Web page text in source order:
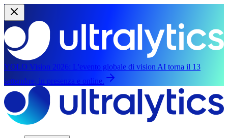
YOLO Vision 2026: L'evento globale di vision AI torna il 13
settembre, in presenza e online.